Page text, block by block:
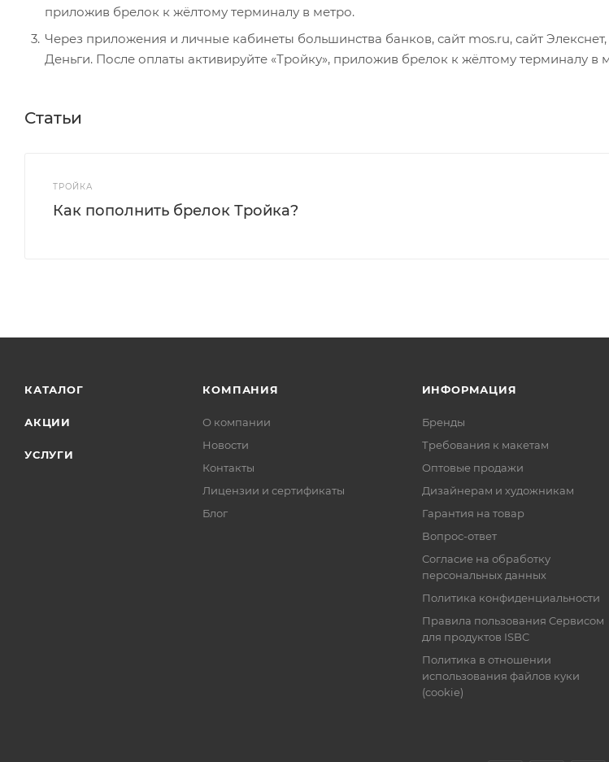
приложив брелок к жёлтому терминалу в метро.
Через приложения и личные кабинеты большинства банков, сайт mos.ru, сайт
Деньги. После оплаты активируйте «Тройку», приложив брелок к жёлтому терминалу в
Статьи
ТРОЙКА
Как пополнить брелок Тройка?
КАТАЛОГ
АКЦИИ
УСЛУГИ
КОМПАНИЯ
О компании
Новости
Контакты
Лицензии и сертификаты
Блог
ИНФОРМАЦИЯ
Бренды
Требования к макетам
Оптовые продажи
Дизайнерам и художникам
Гарантия на товар
Вопрос-ответ
Согласие на обработку
персональных данных
Политика конфиденциальности
Правила пользования Cервисом
для продуктов ISBC
Политика в отношении
использования файлов куки
(cookie)